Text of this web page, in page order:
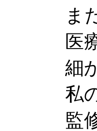
ま
医
細
私
監